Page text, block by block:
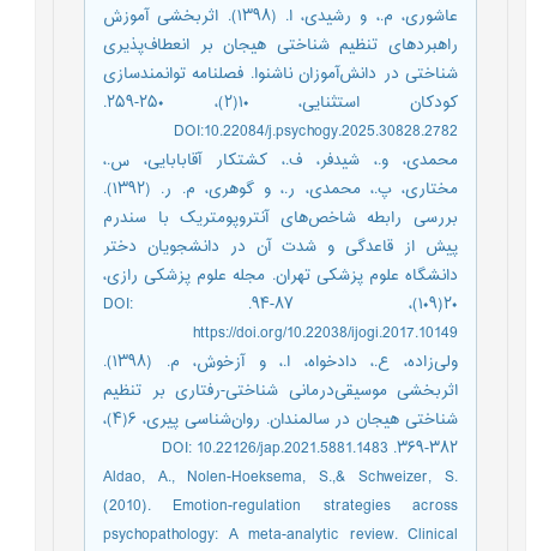
عاشوری، م.، و رشیدی، ا. (۱۳۹۸). اثربخشی آموزش
راهبردهای تنظیم شناختی هیجان بر انعطاف‌پذیری
شناختی در دانش‌آموزان ناشنوا. فصلنامه توانمندسازی
کودکان استثنایی، ۱۰(۲)، ۲۵۰-۲۵۹.
DOI:10.22084/j.psychogy.2025.30828.2782
محمدی، و.، شیدفر، ف.، کشتکار آقابابایی، س.،
مختاری، پ.، محمدی، ر.، و گوهری، م. ر. (۱۳۹۲).
بررسی رابطه شاخص‌های آنتروپومتریک با سندرم
پیش از قاعدگی و شدت آن در دانشجویان دختر
دانشگاه علوم پزشکی تهران. مجله علوم پزشکی رازی،
۲۰(۱۰۹)، ۸۷-۹۴. DOI:
https://doi.org/10.22038/ijogi.2017.10149
ولی‌زاده، ع.، دادخواه، ا.، و آزخوش، م. (۱۳۹۸).
اثربخشی موسیقی‌درمانی شناختی-رفتاری بر تنظیم
شناختی هیجان در سالمندان. روان‌شناسی پیری، ۶(۴)،
۳۸۲-۳۶۹. DOI: 10.22126/jap.2021.5881.1483
Aldao, A., Nolen-Hoeksema, S.,& Schweizer, S.
(2010). Emotion-regulation strategies across
psychopathology: A meta-analytic review. Clinical